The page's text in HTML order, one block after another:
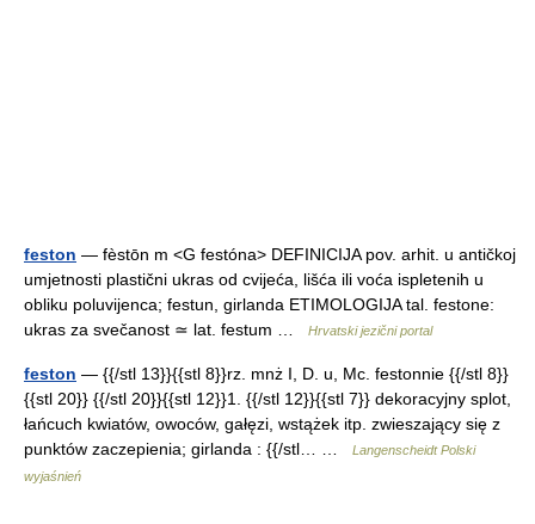
feston — fèstōn m <G festóna> DEFINICIJA pov. arhit. u antičkoj
umjetnosti plastični ukras od cvijeća, lišća ili voća ispletenih u
obliku poluvijenca; festun, girlanda ETIMOLOGIJA tal. festone:
ukras za svečanost ≃ lat. festum …
Hrvatski jezični portal
feston — {{/stl 13}}{{stl 8}}rz. mnż I, D. u, Mc. festonnie {{/stl 8}}
{{stl 20}} {{/stl 20}}{{stl 12}}1. {{/stl 12}}{{stl 7}} dekoracyjny splot,
łańcuch kwiatów, owoców, gałęzi, wstążek itp. zwieszający się z
punktów zaczepienia; girlanda : {{/stl… …
Langenscheidt Polski
wyjaśnień